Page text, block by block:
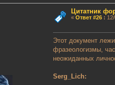
Цитатник
« Ответ #26:
Этот документ
фразеологизмы,
неожиданных
Serg_Lich: